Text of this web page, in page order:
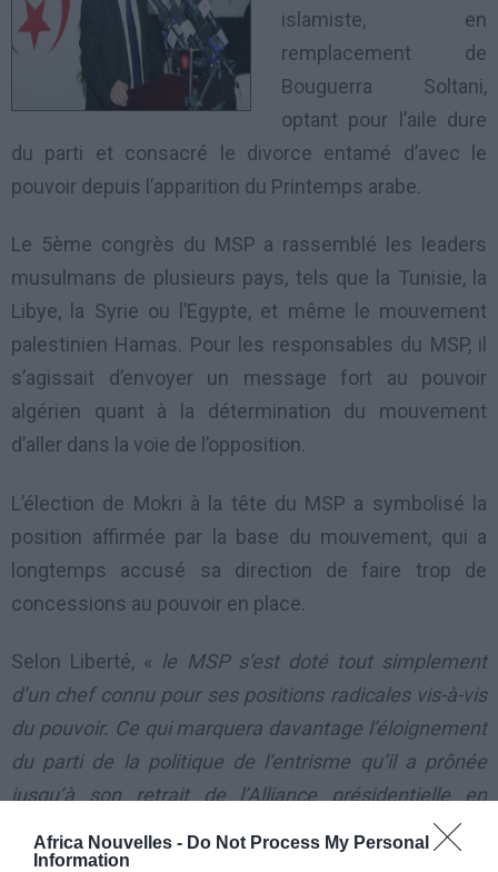
Africa Nouvelles - Do Not Process My Personal
Information
islamiste, en
remplacement de
Bouguerra Soltani,
optant pour l’aile dure
du parti et consacré le divorce entamé d’avec le
pouvoir depuis l’apparition du Printemps arabe.
Le 5ème congrès du MSP a rassemblé les leaders
musulmans de plusieurs pays, tels que la Tunisie, la
Libye, la Syrie ou l’Egypte, et même le mouvement
palestinien Hamas. Pour les responsables du MSP, il
s’agissait d’envoyer un message fort au pouvoir
algérien quant à la détermination du mouvement
d’aller dans la voie de l’opposition.
L’élection de Mokri à la tête du MSP a symbolisé la
position affirmée par la base du mouvement, qui a
longtemps accusé sa direction de faire trop de
concessions au pouvoir en place.
Selon Liberté, « le MSP s’est doté tout simplement
d’un chef connu pour ses positions radicales vis-à-vis
du pouvoir. Ce qui marquera davantage l’éloignement
du parti de la politique de l’entrisme qu’il a prônée
jusqu’à son retrait de l’Alliance présidentielle en